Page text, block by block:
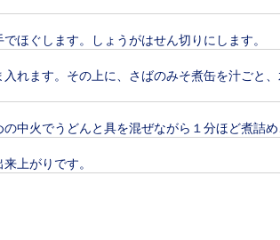
ほぐします。しょうがはせん切りにします。
れます。その上に、さばのみそ煮缶を汁ごと
中火でうどんと具を混ぜながら１分ほど煮詰め
上がりです。